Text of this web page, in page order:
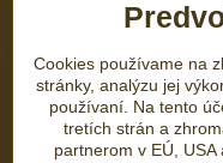
Cookies používame na
stránky, analýzu jej
používaní. Na tento
tretích strán a
partnerom v EÚ,